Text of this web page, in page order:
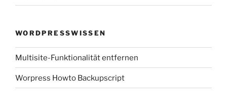
WORDPRESSWISSEN
Multisite-Funktionalität entfernen
Worpress Howto Backupscript